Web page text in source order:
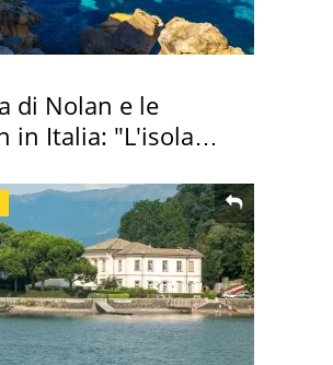
di Nolan e le
in Italia: "L'isola